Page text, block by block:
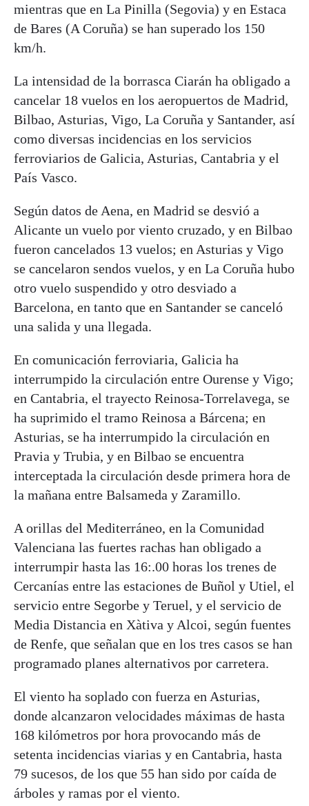
mientras que en La Pinilla (Segovia) y en Estaca
de Bares (A Coruña) se han superado los 150
km/h.
La intensidad de la borrasca Ciarán ha obligado a
cancelar 18 vuelos en los aeropuertos de Madrid,
Bilbao, Asturias, Vigo, La Coruña y Santander, así
como diversas incidencias en los servicios
ferroviarios de Galicia, Asturias, Cantabria y el
País Vasco.
Según datos de Aena, en Madrid se desvió a
Alicante un vuelo por viento cruzado, y en Bilbao
fueron cancelados 13 vuelos; en Asturias y Vigo
se cancelaron sendos vuelos, y en La Coruña hubo
otro vuelo suspendido y otro desviado a
Barcelona, en tanto que en Santander se canceló
una salida y una llegada.
En comunicación ferroviaria, Galicia ha
interrumpido la circulación entre Ourense y Vigo;
en Cantabria, el trayecto Reinosa-Torrelavega, se
ha suprimido el tramo Reinosa a Bárcena; en
Asturias, se ha interrumpido la circulación en
Pravia y Trubia, y en Bilbao se encuentra
interceptada la circulación desde primera hora de
la mañana entre Balsameda y Zaramillo.
A orillas del Mediterráneo, en la Comunidad
Valenciana las fuertes rachas han obligado a
interrumpir hasta las 16:.00 horas los trenes de
Cercanías entre las estaciones de Buñol y Utiel, el
servicio entre Segorbe y Teruel, y el servicio de
Media Distancia en Xàtiva y Alcoi, según fuentes
de Renfe, que señalan que en los tres casos se han
programado planes alternativos por carretera.
El viento ha soplado con fuerza en Asturias,
donde alcanzaron velocidades máximas de hasta
168 kilómetros por hora provocando más de
setenta incidencias viarias y en Cantabria, hasta
79 sucesos, de los que 55 han sido por caída de
árboles y ramas por el viento.